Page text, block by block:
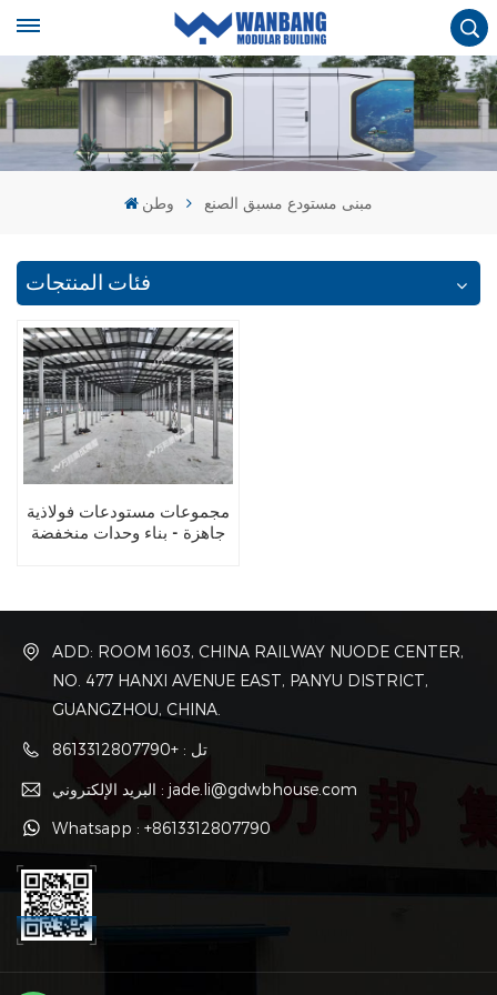
وطن مبنى مستودع مسبق الصنع
فئات المنتجات
مجموعات مستودعات فولاذية
جاهزة - بناء وحدات منخفضة
ADD: ROOM 1603, CHINA RAILWAY NUODE CENTER,
NO. 477 HANXI AVENUE EAST, PANYU DISTRICT,
GUANGZHOU, CHINA.
تل : +8613312807790
البريد الإلكتروني : jade.li@gdwbhouse.com
Whatsapp : +8613312807790